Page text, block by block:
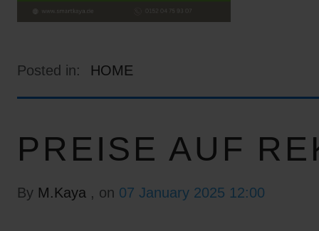
Posted in: HOME
PREISE AUF
By M.Kaya , on 07 January 2025 12:00